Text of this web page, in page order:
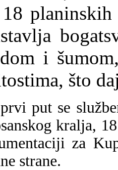
18
i
što
prvi put se
kralja,
za
strane.